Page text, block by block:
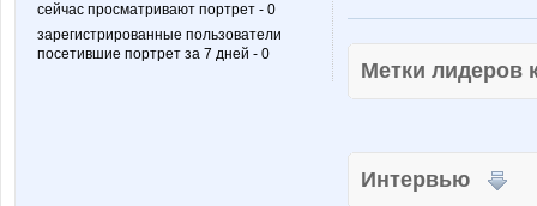
сейчас просматривают портрет - 0
зарегистрированные пользователи
посетившие портрет за 7 дней - 0
Метки
Интервью